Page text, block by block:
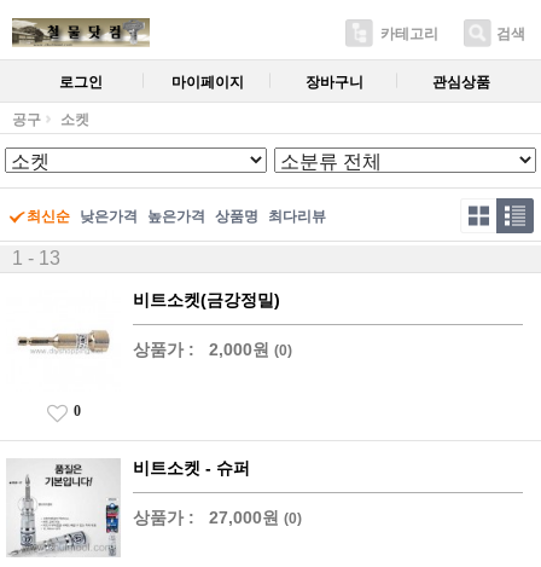
카테고리 검색
로그인 마이페이지 장바구니 관심상품
공구 소켓
최신순 낮은가격 높은가격 상품명 최다리뷰
1 - 13
비트소켓(금강정밀)
상품가 : 2,000원 (0)
0
비트소켓 - 슈퍼
상품가 : 27,000원 (0)